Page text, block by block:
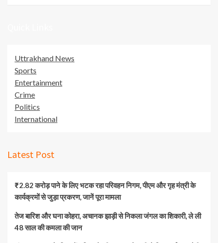
Uttrakhand News
Sports
Entertainment
Crime
Politics
International
Latest Post
₹2.82 करोड़ पाने के लिए भटक रहा परिवहन निगम, पीएम और गृह मंत्री के
कार्यक्रमों से जुड़ा प्रकरण, जानें पूरा मामला
तेज बारिश और घना कोहरा, अचानक झाड़ी से निकला जंगल का शिकारी, ले ली
48 साल की कमला की जान